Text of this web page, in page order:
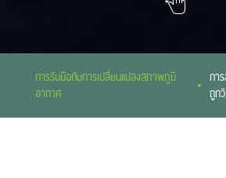
การรับมือกับการเปลี่ยนแปลงสภาพภูมิ
อากาศ
กา
ถูก